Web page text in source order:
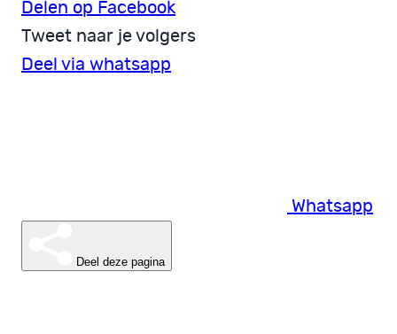
Delen op Facebook
Tweet naar je volgers
Deel via whatsapp
Whatsapp
Deel deze pagina